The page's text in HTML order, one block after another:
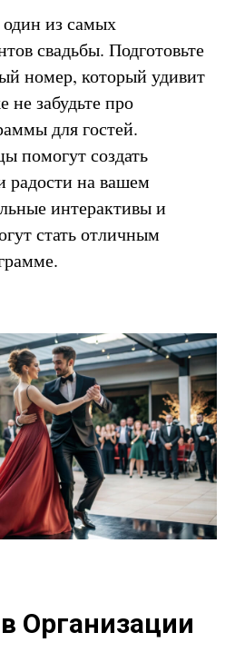
из самых
свадьбы. Подготовьте
номер, который удивит
не забудьте про
для гостей.
помогут создать
радости на вашем
интерактивы и
стать отличным
Организации